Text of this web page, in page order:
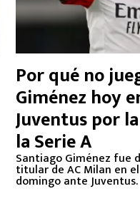
Por qué no
Giménez hoy
Juventus por
la Serie A
Santiago Giménez fue
titular de AC Milan en
domingo ante Juventus.